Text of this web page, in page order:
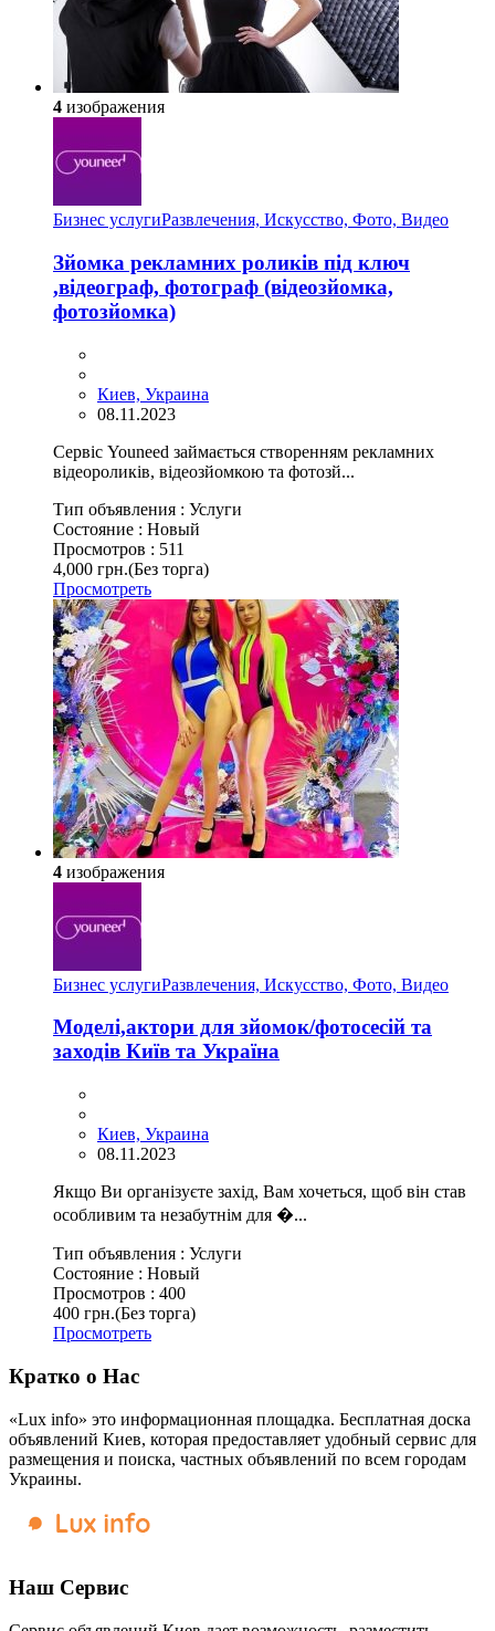
4 изображения
Бизнес услугиРазвлечения, Искусство, Фото, Видео
Зйомка рекламних роликів під ключ
,відеограф, фотограф (відеозйомка,
фотозйомка)
Киев, Украина
08.11.2023
Сервіс Youneed займається створенням рекламних
відеороликів, відеозйомкою та фотозй...
Тип объявления : Услуги
Состояние : Новый
Просмотров : 511
4,000 грн.(Без торга)
Просмотреть
4 изображения
Бизнес услугиРазвлечения, Искусство, Фото, Видео
Моделі,актори для зйомок/фотосесій та
заходів Київ та Україна
Киев, Украина
08.11.2023
Якщо Ви організуєте захід, Вам хочеться, щоб він став
особливим та незабутнім для �...
Тип объявления : Услуги
Состояние : Новый
Просмотров : 400
400 грн.(Без торга)
Просмотреть
Кратко о Нас
«Lux info» это информационная площадка. Бесплатная доска
объявлений Киев, которая предоставляет удобный сервис для
размещения и поиска, частных объявлений по всем городам
Украины.
Наш Сервис